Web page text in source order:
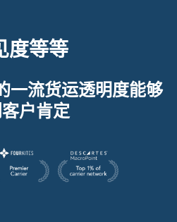
度等等
一流货运透明度能够
户肯定